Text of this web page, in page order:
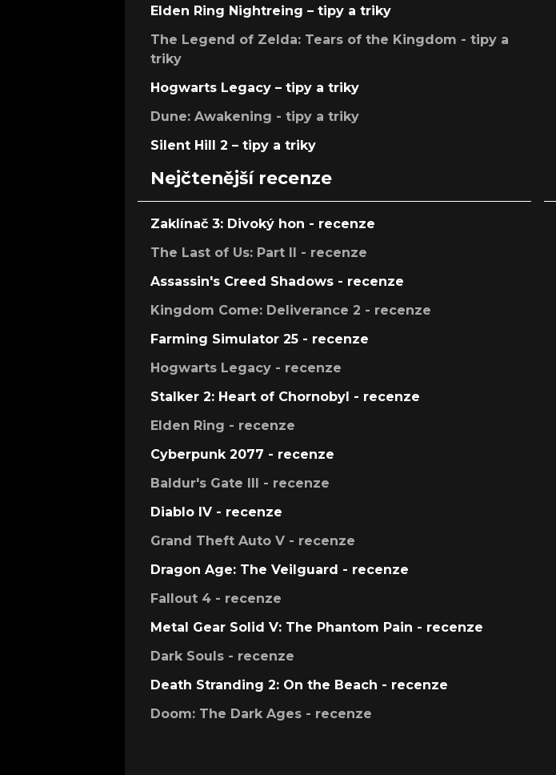
Elden Ring Nightreing – tipy a triky
The Legend of Zelda: Tears of the Kingdom - tipy a
triky
Hogwarts Legacy – tipy a triky
Dune: Awakening - tipy a triky
Silent Hill 2 – tipy a triky
Nejčtenější recenze
Zaklínač 3: Divoký hon - recenze
The Last of Us: Part II - recenze
Assassin's Creed Shadows - recenze
Kingdom Come: Deliverance 2 - recenze
Farming Simulator 25 - recenze
Hogwarts Legacy - recenze
Stalker 2: Heart of Chornobyl - recenze
Elden Ring - recenze
Cyberpunk 2077 - recenze
Baldur's Gate III - recenze
Diablo IV - recenze
Grand Theft Auto V - recenze
Dragon Age: The Veilguard - recenze
Fallout 4 - recenze
Metal Gear Solid V: The Phantom Pain - recenze
Dark Souls - recenze
Death Stranding 2: On the Beach - recenze
Doom: The Dark Ages - recenze